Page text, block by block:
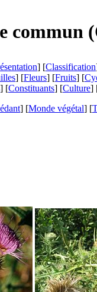
commun (
] [Classification
] [Fleurs] [Fruits] [
] [Constituants] [Culture]
] [Monde végétal] [